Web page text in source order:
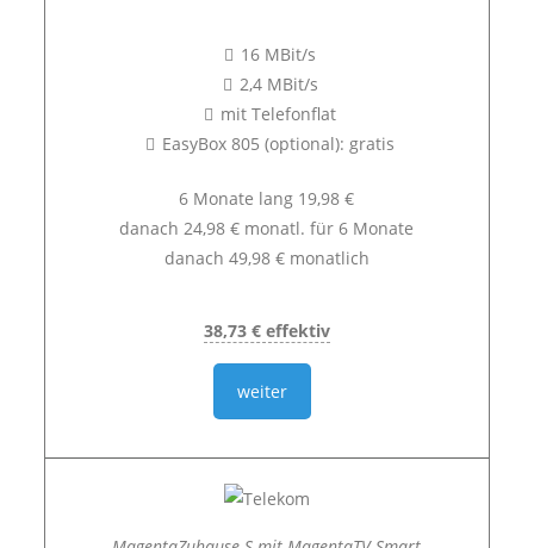
16 MBit/s
2,4 MBit/s
mit Telefonflat
EasyBox 805 (optional): gratis
6 Monate lang 19,98 €
danach 24,98 € monatl. für 6 Monate
danach 49,98 € monatlich
38,73 € effektiv
weiter